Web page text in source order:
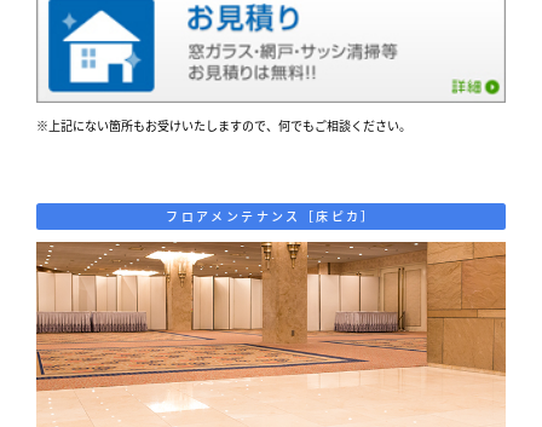
※上記にない箇所もお受けいたしますので、何でもご相談ください。
フロアメンテナンス［床ピカ］